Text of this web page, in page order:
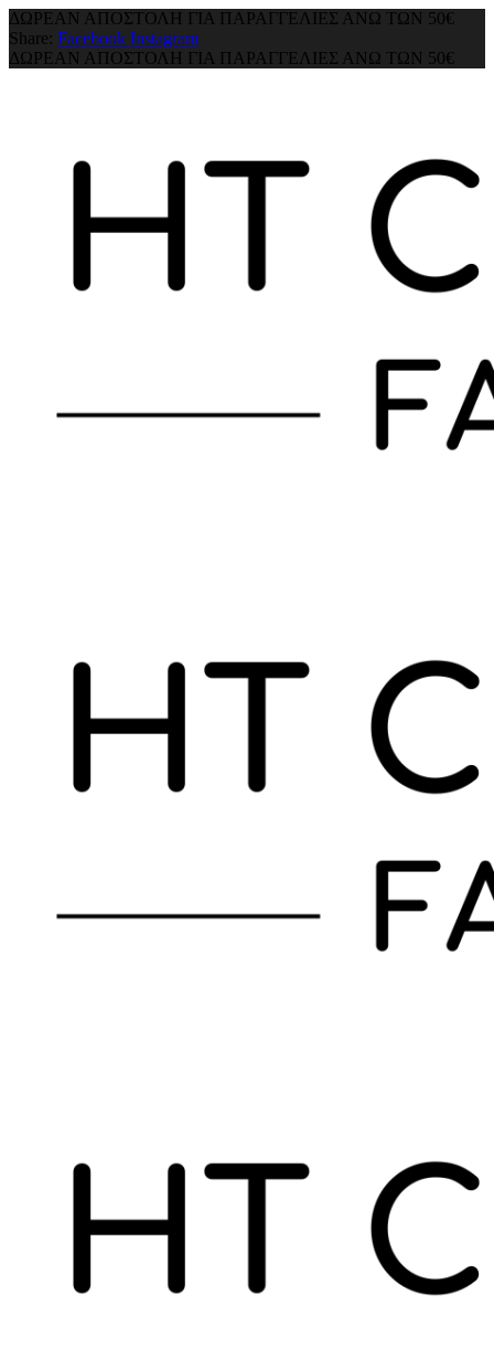
ΔΩΡΕΑΝ ΑΠΟΣΤΟΛΗ ΓΙΑ ΠΑΡΑΓΓΕΛΙΕΣ ΑΝΩ ΤΩΝ 50€
Share: Facebook Instagram
ΔΩΡΕΑΝ ΑΠΟΣΤΟΛΗ ΓΙΑ ΠΑΡΑΓΓΕΛΙΕΣ ΑΝΩ ΤΩΝ 50€